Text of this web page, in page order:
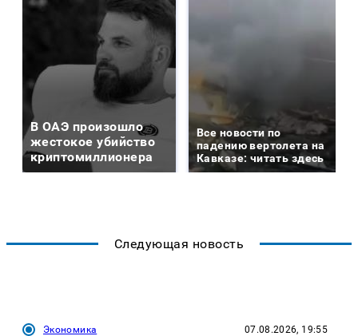
В ОАЭ произошло
жестокое убийство
криптомиллионера
Все новости по
падению вертолета на
Кавказе: читать здесь
Следующая новость
Экономика 07.08.2026, 19:55